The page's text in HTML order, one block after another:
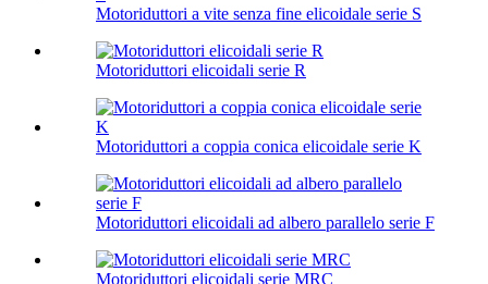
Motoriduttori a vite senza fine elicoidale serie S
Motoriduttori elicoidali serie R
Motoriduttori a coppia conica elicoidale serie K
Motoriduttori elicoidali ad albero parallelo serie F
Motoriduttori elicoidali serie MRC